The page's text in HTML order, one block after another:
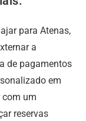
para Atenas,
a
de pagamentos
em
com um
reservas